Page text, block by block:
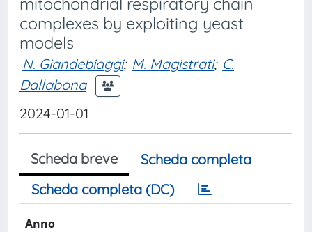
complexes by exploiting yeast
models
N. Giandebiaggi; M. Magistrati; C.
Dallabona
2024-01-01
Scheda breve
Scheda completa
Scheda completa (DC)
Anno